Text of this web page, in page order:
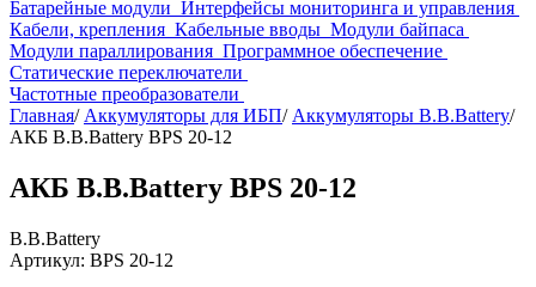
Батарейные модули Интерфейсы мониторинга и управления
Кабели, крепления Кабельные вводы Модули байпаса
Модули параллирования Программное обеспечение
Статические переключатели
Частотные преобразователи
Главная/ Аккумуляторы для ИБП/ Аккумуляторы B.B.Battery/
АКБ В.В.Ваttery BPS 20-12
АКБ В.В.Ваttery BPS 20-12
B.B.Bаttery
Артикул: BPS 20-12